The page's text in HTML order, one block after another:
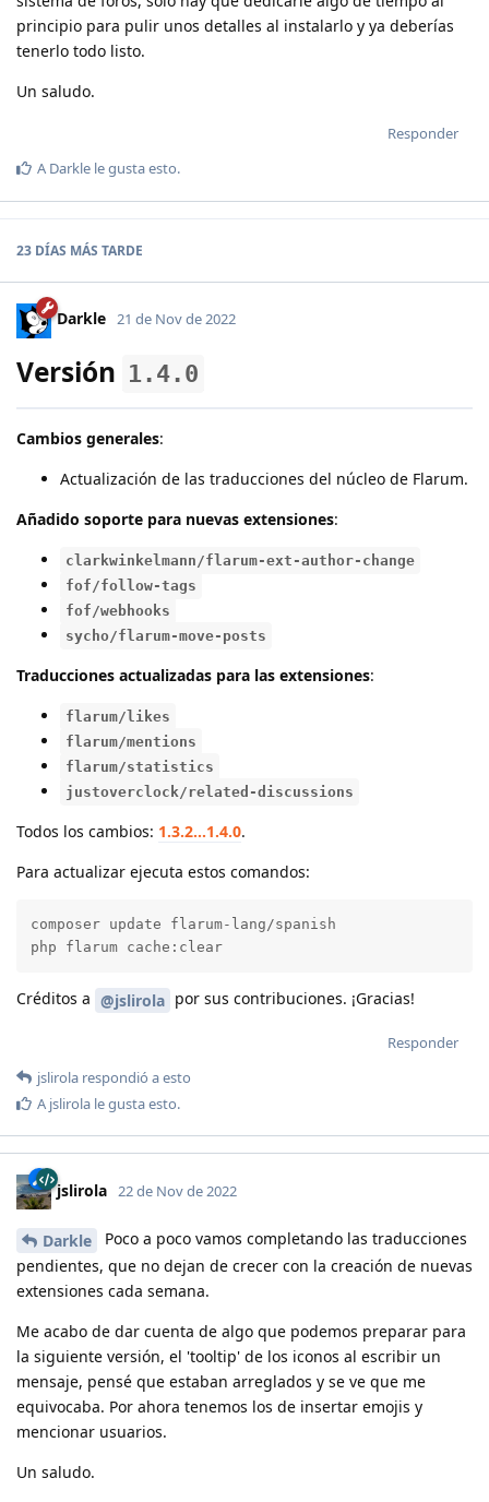
principio para pulir unos detalles al instalarlo y ya deberías
tenerlo todo listo.
Un saludo.
Responder
A Darkle le gusta esto.
23 DÍAS MÁS TARDE
Darkle 21 de Nov de 2022
Versión 1.4.0
Cambios generales:
Actualización de las traducciones del núcleo de Flarum.
Añadido soporte para nuevas extensiones:
clarkwinkelmann/flarum-ext-author-change
fof/follow-tags
fof/webhooks
sycho/flarum-move-posts
Traducciones actualizadas para las extensiones:
flarum/likes
flarum/mentions
flarum/statistics
justoverclock/related-discussions
Todos los cambios: 1.3.2...1.4.0.
Para actualizar ejecuta estos comandos:
composer update flarum-lang/spanish
php flarum cache:clear
Créditos a @jslirola por sus contribuciones. ¡Gracias!
Responder
jslirola respondió a esto
A jslirola le gusta esto.
jslirola 22 de Nov de 2022
Darkle
Poco a poco vamos completando las traducciones
pendientes, que no dejan de crecer con la creación de nuevas
extensiones cada semana.
Me acabo de dar cuenta de algo que podemos preparar para
la siguiente versión, el 'tooltip' de los iconos al escribir un
mensaje, pensé que estaban arreglados y se ve que me
equivocaba. Por ahora tenemos los de insertar emojis y
mencionar usuarios.
Un saludo.